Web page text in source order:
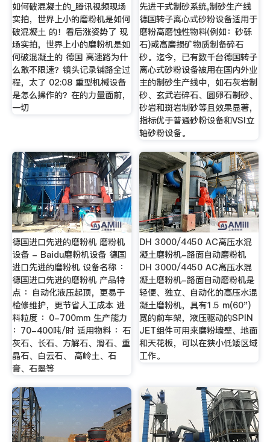
如何破混凝土的_腾讯视频现场
实拍，世界上小的磨粉机是如何
破混凝土 的！看后涨姿势了 现
场实拍，世界上小的磨粉机是如
何破混凝土的 德国 高速路为什
么敢不限速？镜头记录铺路全过
程，太了 02:08 重型机械设备
是怎么操作的？在的力量面前，
一切
先进干式制砂系统,制砂生产线
德国转子离心式砂粉设备适用于
磨粉高磨蚀性物料(例如：砂砾
石)或高磨损矿物质制备碎石
砂。迄今，已有数千台德国转子
离心式砂粉设备被用在国内外业
主的制砂生产线中，如石灰岩制
砂、玄武岩碎石、圆卵石制砂、
砂岩和斑岩制砂等且效果显著，
指标优于普通砂粉设备和VSI立
轴砂粉设备。
德国进口先进的磨粉机 磨粉机
设备 - Baidu磨粉机设备 德国
进口先进的磨粉机 设备名称 ：
德国进口先进的磨粉机 产品特
点 ：自动化液压起顶，更易于
检修维护，更节省人工成本 进
料粒度 ：0-700mm 生产能力
：70-400吨/时 适用物料 ：石
灰石、长石、方解石、滑石、重
晶石、白云石、 高岭土、石
膏、石墨等
DH 3000/4450 AC高压水混
凝土磨粉机-路面自动磨粉机
DH 3000/4450 AC高压水混
凝土磨粉机-路面自动磨粉机是
轻便、独立、自动化的高压水混
凝土磨粉机，具有1.5 m(60")
宽的前车架，液压驱动的SPIN
JET组件可用来磨粉墙壁、地面
和天花板，可以在狭小低矮区域
工作。